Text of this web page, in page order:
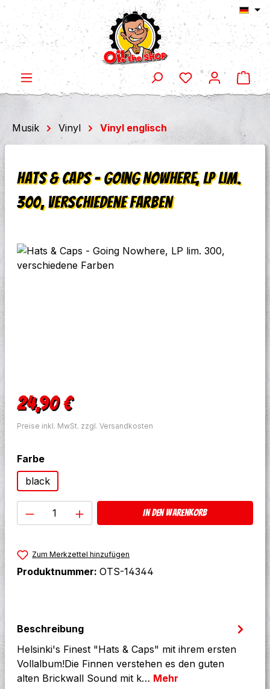
Zum Hauptinhalt springen
Musik Vinyl Vinyl englisch
Hats & Caps - Going Nowhere, LP lim.
300, verschiedene Farben
Bildergalerie überspringen
Regulärer Preis:
24,90 €
Preise inkl. MwSt. zzgl. Versandkosten
Farbeauswählen
black
Produkt Anzahl: Gib den
In den Warenkorb
Zum Merkzettel hinzufügen
Produktnummer: OTS-14344
Beschreibung
Helsinki's Finest "Hats & Caps" mit ihrem ersten
Vollalbum!Die Finnen verstehen es den guten
alten Brickwall Sound mit k… Mehr